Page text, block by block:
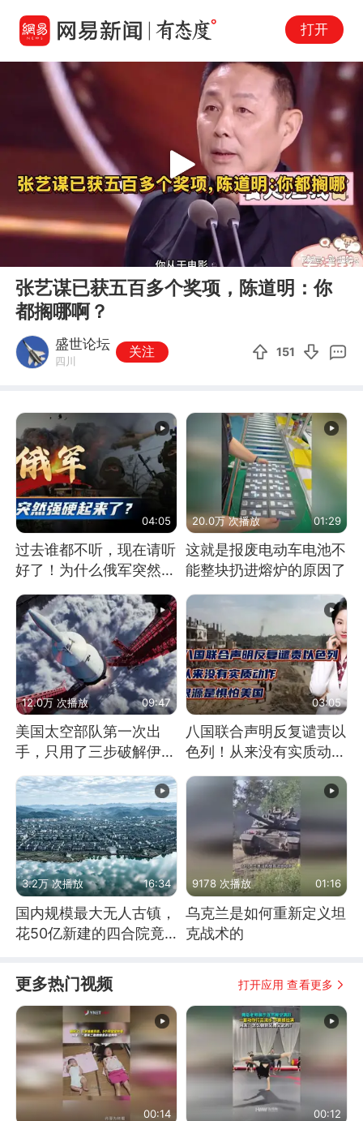
打开
01:19
Play
张艺谋已获五百多个奖项，陈道明：你
都搁哪啊？
盛世论坛
四川
关注 151
04:05
过去谁都不听，现在请听
好了！为什么俄军突然强
硬起来了？
20.0万 次播放 01:29
这就是报废电动车电池不
能整块扔进熔炉的原因了
12.0万 次播放 09:47
美国太空部队第一次出
手，只用了三步破解伊朗
03:05
八国联合声明反复谴责以
色列！从来没有实质动
3.2万 次播放 16:34
国内规模最大无人古镇，
花50亿新建的四合院竟
9178 次播放 01:16
乌克兰是如何重新定义坦
克战术的
更多热门视频 打开应用 查看更多
00:14 00:12